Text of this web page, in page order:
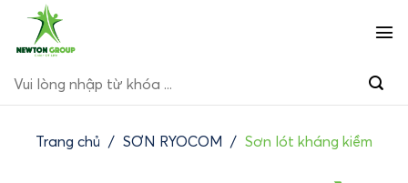
dung
Trang chủ / SƠN RYOCOM / Sơn lót kháng kiềm